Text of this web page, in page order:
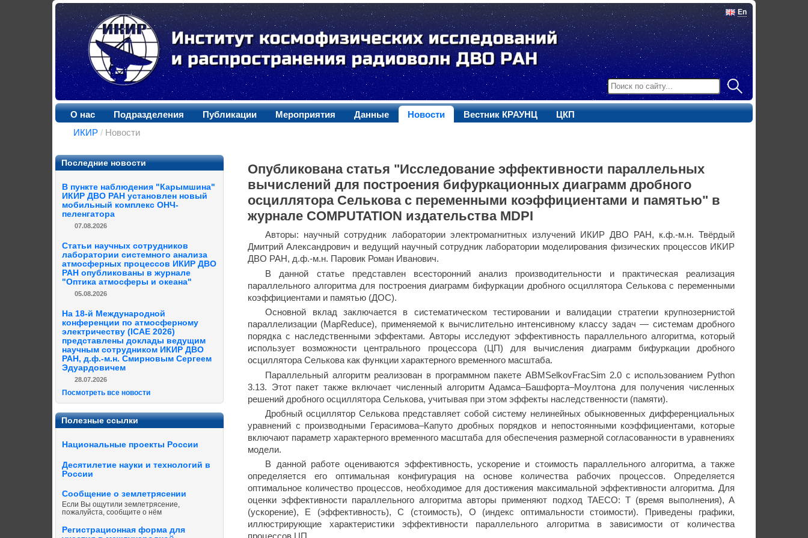
En
О нас Подразделения Публикации Мероприятия Данные Новости Вестник КРАУНЦ
ЦКП
ИКИР / Новости
Последние новости
В пункте наблюдения "Карымшина"
ИКИР ДВО РАН установлен новый
мобильный комплекс ОНЧ-
пеленгатора
07.08.2026
Статьи научных сотрудников
лаборатории системного анализа
атмосферных процессов ИКИР ДВО
РАН опубликованы в журнале
"Оптика атмосферы и океана"
05.08.2026
На 18-й Международной
конференции по атмосферному
электричеству (ICAE 2026)
представлены доклады ведущим
научным сотрудником ИКИР ДВО
РАН, д.ф.-м.н. Смирновым Сергеем
Эдуардовичем
28.07.2026
Посмотреть все новости
Полезные ссылки
Национальные проекты России
Десятилетие науки и технологий в
России
Сообщение о землетрясении
Если Вы ощутили землетрясение,
пожалуйста, сообщите о нём
Регистрационная форма для
Опубликована статья "Исследование эффективности параллельных
вычислений для построения бифуркационных диаграмм дробного
осциллятора Селькова с переменными коэффициентами и памятью" в
журнале COMPUTATION издательства MDPI
Авторы: научный сотрудник лаборатории электромагнитных излучений ИКИР ДВО РАН, к.ф.-м.н. Твёрдый
Дмитрий Александрович и ведущий научный сотрудник лаборатории моделирования физических процессов ИКИР
ДВО РАН, д.ф.-м.н. Паровик Роман Иванович.
В данной статье представлен всесторонний анализ производительности и практическая реализация
параллельного алгоритма для построения диаграмм бифуркации дробного осциллятора Селькова с переменными
коэффициентами и памятью (ДОС).
Основной вклад заключается в систематическом тестировании и валидации стратегии крупнозернистой
параллелизации (MapReduce), применяемой к вычислительно интенсивному классу задач — системам дробного
порядка с наследственными эффектами. Авторы исследуют эффективность параллельного алгоритма, который
использует возможности центрального процессора (ЦП) для вычисления диаграмм бифуркации дробного
осциллятора Селькова как функции характерного временного масштаба.
Параллельный алгоритм реализован в программном пакете ABMSelkovFracSim 2.0 с использованием Python
3.13. Этот пакет также включает численный алгоритм Адамса–Башфорта–Моултона для получения численных
решений дробного осциллятора Селькова, учитывая при этом эффекты наследственности (памяти).
Дробный осциллятор Селькова представляет собой систему нелинейных обыкновенных дифференциальных
уравнений с производными Герасимова–Капуто дробных порядков и непостоянными коэффициентами, которые
включают параметр характерного временного масштаба для обеспечения размерной согласованности в уравнениях
модели.
В данной работе оцениваются эффективность, ускорение и стоимость параллельного алгоритма, а также
определяется его оптимальная конфигурация на основе количества рабочих процессов. Определяется
оптимальное количество процессов, необходимое для достижения максимальной эффективности алгоритма. Для
оценки эффективности параллельного алгоритма авторы применяют подход TAECO: T (время выполнения), A
(ускорение), E (эффективность), C (стоимость), O (индекс оптимальности стоимости). Приведены графики,
иллюстрирующие характеристики эффективности параллельного алгоритма в зависимости от количества